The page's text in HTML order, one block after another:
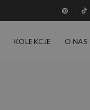
KOLEKCJE O NAS